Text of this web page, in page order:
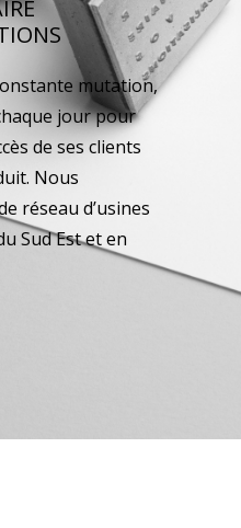
mutation,
jour pour
de ses clients
Nous
réseau d’usines
Sud Est et en